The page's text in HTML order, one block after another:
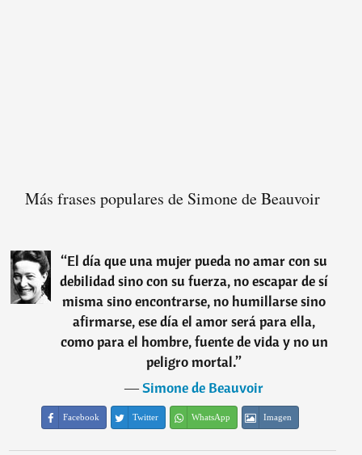
Más frases populares de Simone de Beauvoir
“El día que una mujer pueda no amar con su
debilidad sino con su fuerza, no escapar de sí
misma sino encontrarse, no humillarse sino
afirmarse, ese día el amor será para ella,
como para el hombre, fuente de vida y no un
peligro mortal.”
―Simone de Beauvoir
Facebook Twitter WhatsApp Imagen